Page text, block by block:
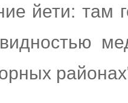
йети: там